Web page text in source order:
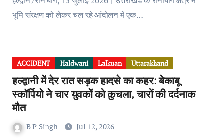
भूमि संरक्षण को लेकर चल रहे आंदोलन में एक…
ACCIDENT Haldwani Lalkuan Uttarakhand
हल्द्वानी में देर रात सड़क हादसे का कहर: बेकाबू
स्कॉर्पियो ने चार युवकों को कुचला, चारों की दर्दनाक
मौत
B P Singh Jul 12, 2026